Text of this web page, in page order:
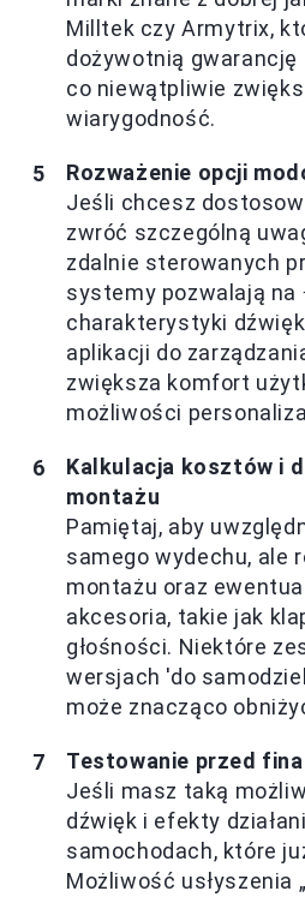
Milltek czy Armytrix,
dożywotnią gwarancję
co niewątpliwie
wiarygodność.
Rozważenie opcji
Jeśli chcesz
zwróć szczególną
zdalnie sterowanych
systemy pozwalają na
charakterystyki
aplikacji do
zwiększa komfort
możliwości
Kalkulacja kosztów i
montażu
Pamiętaj, aby
samego wydechu, ale
montażu oraz
akcesoria, takie jak
głośności. Niektóre
wersjach 'do
może znacząco
Testowanie przed
Jeśli masz taką
dźwięk i efekty
samochodach, które
Możliwość usłyszenia